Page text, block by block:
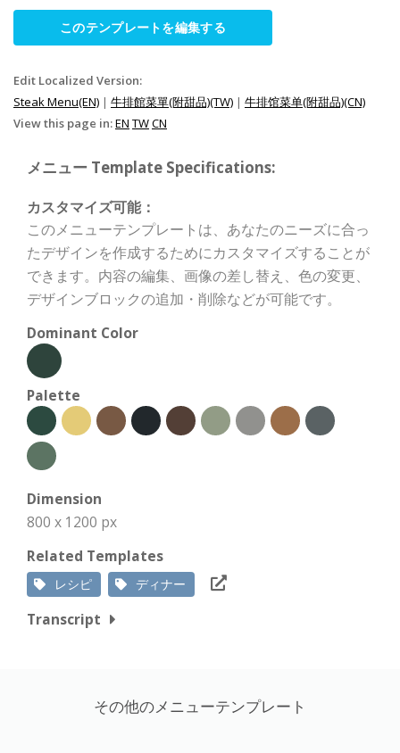
このテンプレートを編集する
Edit Localized Version:
Steak Menu(EN) | 牛排館菜單(附甜品)(TW) | 牛排馆菜单(附甜品)(CN)
View this page in:EN TWCN
メニュー Template Specifications:
カスタマイズ可能：
このメニューテンプレートは、あなたのニーズに合っ
たデザインを作成するためにカスタマイズすることが
できます。内容の編集、画像の差し替え、色の変更、
デザインブロックの追加・削除などが可能です。
Dominant Color
Palette
Dimension
800 x 1200 px
Related Templates
レシピ ディナー
Transcript
その他のメニューテンプレート